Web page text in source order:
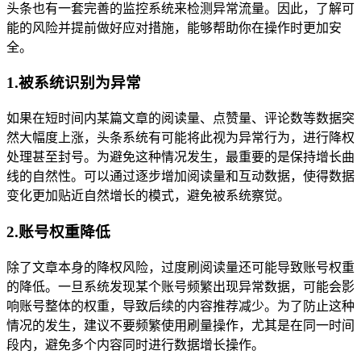
头条也有一套完善的监控系统来检测异常流量。因此，了解可
能的风险并提前做好应对措施，能够帮助你在操作时更加安
全。
1.被系统识别为异常
如果在短时间内某篇文章的阅读量、点赞量、评论数等数据突
然大幅度上涨，头条系统有可能将此视为异常行为，进行降权
处理甚至封号。为避免这种情况发生，最重要的是保持增长曲
线的自然性。可以通过逐步增加阅读量和互动数据，使得数据
变化更加贴近自然增长的模式，避免被系统察觉。
2.账号权重降低
除了文章本身的降权风险，过度刷阅读量还可能导致账号权重
的降低。一旦系统发现某个账号频繁出现异常数据，可能会影
响账号整体的权重，导致后续的内容推荐减少。为了防止这种
情况的发生，建议不要频繁使用刷量操作，尤其是在同一时间
段内，避免多个内容同时进行数据增长操作。